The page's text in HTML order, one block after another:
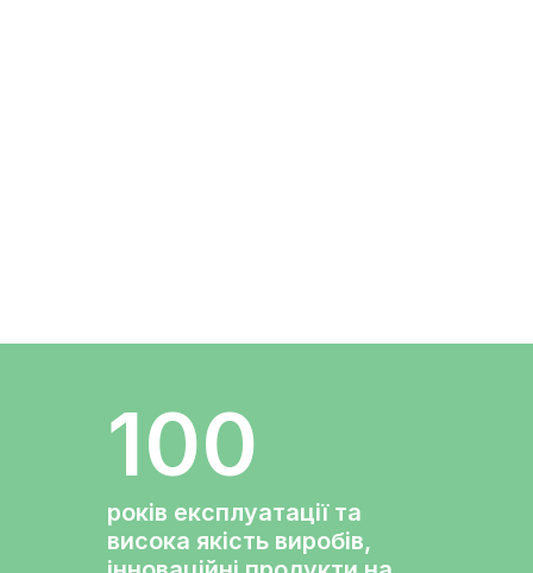
100
років експлуатації та
висока якість виробів,